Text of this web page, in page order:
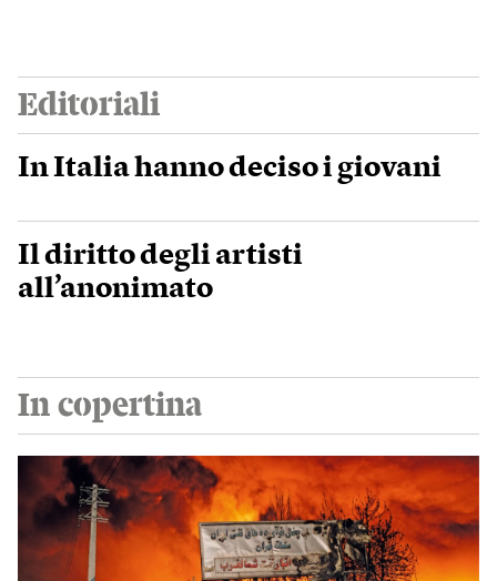
Editoriali
In Italia hanno deciso i giovani
Il diritto degli artisti
all’anonimato
In copertina